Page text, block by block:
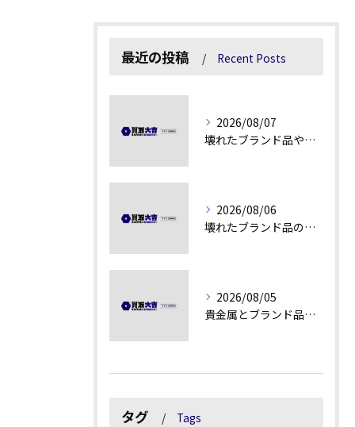
最近の投稿 Recent Posts
2026/08/07
壊れたブランド品や古物の価値を見極める秘訣
2026/08/06
壊れたブランド品の価値を見極める技術とは
2026/08/05
貴金属とブランド品の価値変動を見極める方法
タグ Tags